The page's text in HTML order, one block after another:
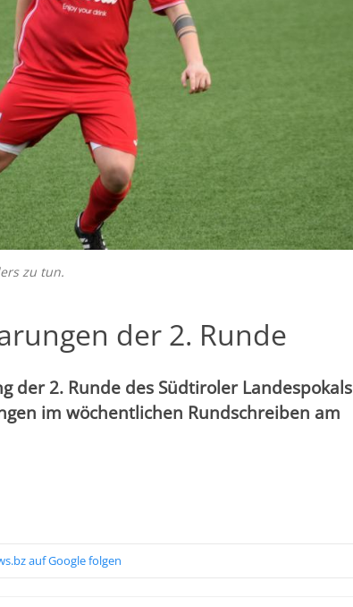
zu tun.
der 2. Runde
der 2. Runde des Südtiroler Landespokals
im wöchentlichen Rundschreiben am
auf Google folgen